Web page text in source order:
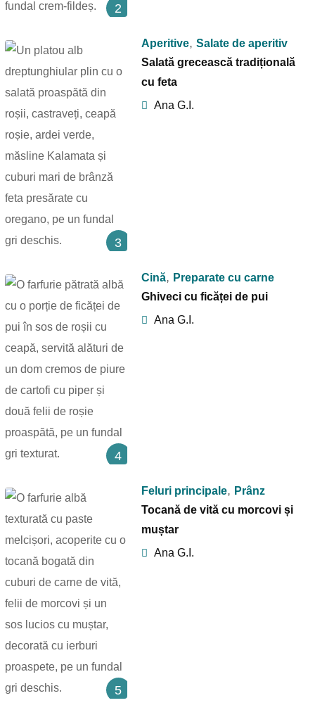
2
3
Aperitive, Salate de aperitiv
Salată grecească tradițională
cu feta
Ana G.I.
4
Cină, Preparate cu carne
Ghiveci cu ficăței de pui
Ana G.I.
5
Feluri principale, Prânz
Tocană de vită cu morcovi și
muștar
Ana G.I.